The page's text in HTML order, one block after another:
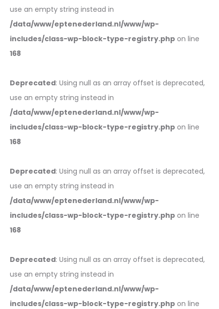
use an empty string instead in
/data/www/eptenederland.nl/www/wp-
includes/class-wp-block-type-registry.php on line
168
Deprecated: Using null as an array offset is deprecated,
use an empty string instead in
/data/www/eptenederland.nl/www/wp-
includes/class-wp-block-type-registry.php on line
168
Deprecated: Using null as an array offset is deprecated,
use an empty string instead in
/data/www/eptenederland.nl/www/wp-
includes/class-wp-block-type-registry.php on line
168
Deprecated: Using null as an array offset is deprecated,
use an empty string instead in
/data/www/eptenederland.nl/www/wp-
includes/class-wp-block-type-registry.php on line